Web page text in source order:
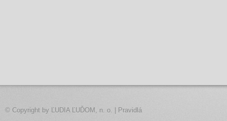
© Copyright by ĽUDIA ĽUĎOM, n. o. Pravidlá